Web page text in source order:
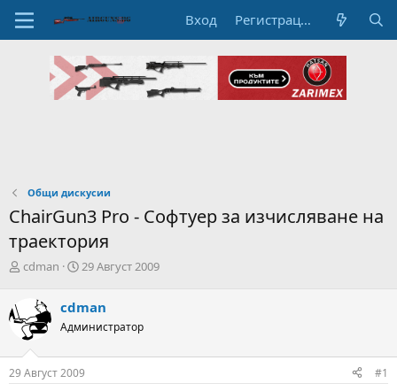
Вход Регистрация
Общи дискусии
ChairGun3 Pro - Софтуер за изчисляване на
траектория
А
р
н
а
т
cdman
Н
а
л
а
Д
29 Август 2009
cdman
Администратор
29 Август 2009 #1